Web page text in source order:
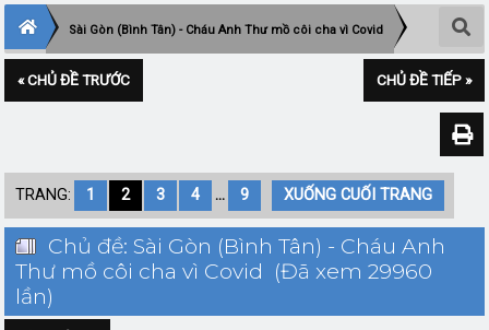
Sài Gòn (Bình Tân) - Cháu Anh Thư mồ côi cha vì Covid
« CHỦ ĐỀ TRƯỚC CHỦ ĐỀ TIẾP »
TRANG: 1 2 3 4 ... 9 XUỐNG CUỐI TRANG
Chủ đề: Sài Gòn (Bình Tân) - Cháu Anh
Thư mồ côi cha vì Covid (Đã xem 29960
lần)